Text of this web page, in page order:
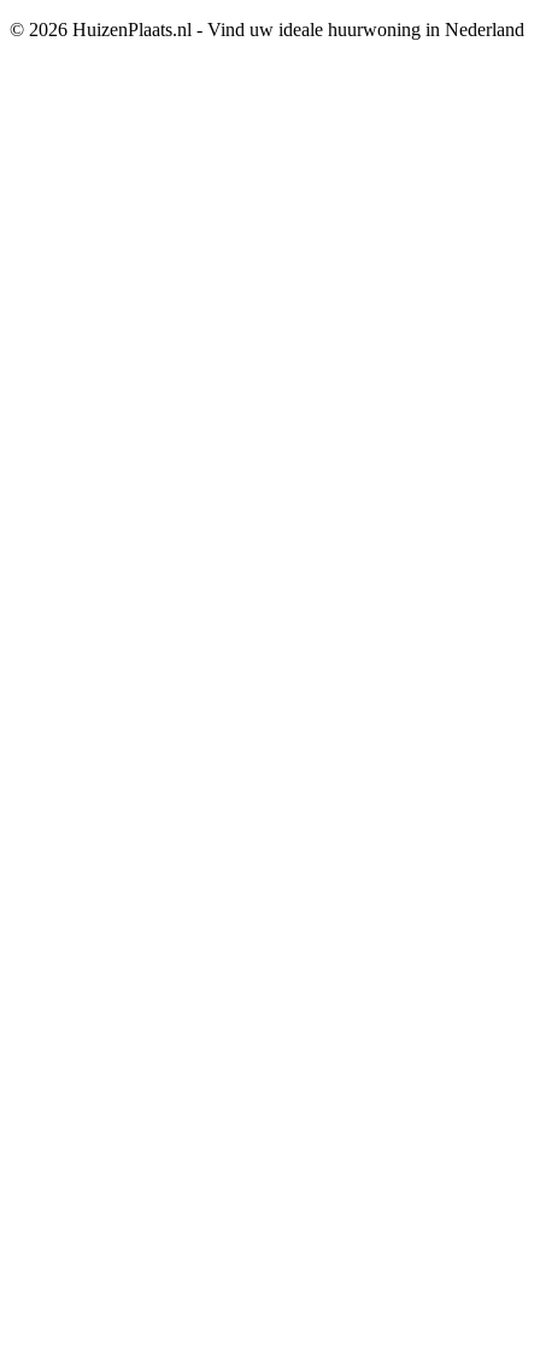
© 2026 HuizenPlaats.nl - Vind uw ideale huurwoning in Nederland